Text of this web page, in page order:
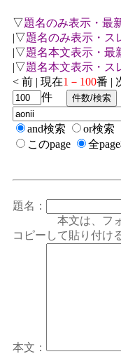
▽題名のみ表示・最
|▽題名のみ表示・ス
|▽題名本文表示・最
|▽題名本文表示・ス
< 前 | 現在1－100番 |
件
and検索
or検索
このpage
全
題名：
本文は、フォー
コピーして貼り付け
本文：